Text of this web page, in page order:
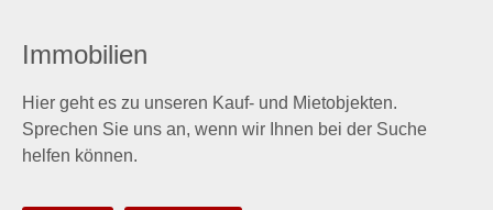
Immobilien
Hier geht es zu unseren Kauf- und Mietobjekten.
Sprechen Sie uns an, wenn wir Ihnen bei der Suche
helfen können.